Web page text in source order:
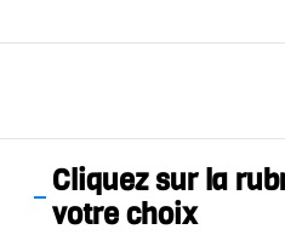
Cliquez sur la
votre choix